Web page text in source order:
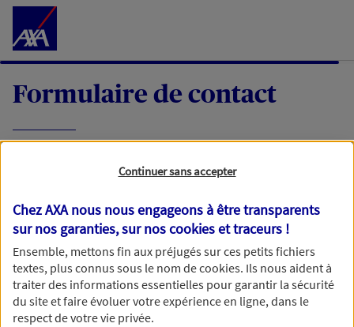
Accéder au Contenu
Formulaire de contact
demande, nous vous répondrons dans les
meilleurs délais par mail ou par téléphone.
Votre message :
Continuer sans accepter
Chez AXA nous nous engageons à être transparents
sur nos garanties, sur noscookies et traceurs !
Ensemble, mettons fin aux préjugés sur ces petits fichiers
textes, plus connus sous le nom decookies. Ils nous aident à
traiter des informations essentielles pour garantir la sécurité
du site et faire évoluer votre expérience en ligne, dans le
respect de votre vie privée.